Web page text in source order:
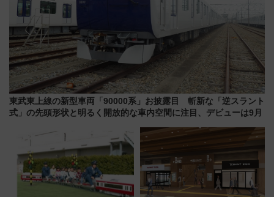
東武東上線の新型車両「90000系」お披露目 斬新な「逆スラント
式」の先頭形状と明るく開放的な車内空間に注目、デビューは9月